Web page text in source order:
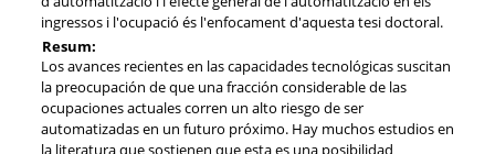
ingressos i l'ocupació és l'enfocament d'aquesta tesi doctoral.
Resum:
Los avances recientes en las capacidades tecnológicas suscitan
la preocupación de que una fracción considerable de las
ocupaciones actuales corren un alto riesgo de ser
automatizadas en un futuro próximo. Hay muchos estudios en
la literatura que sostienen que esta es una posibilidad